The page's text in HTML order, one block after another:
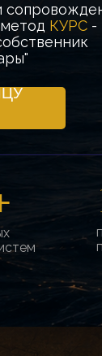
КУРС -